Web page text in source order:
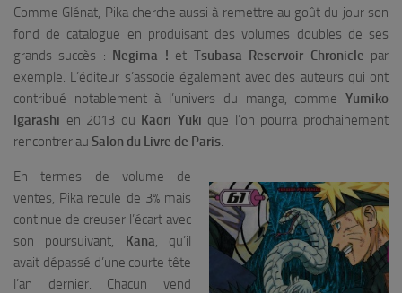
Comme Glénat, Pika cherche aussi à remettre au goût du jour son
fond de catalogue en produisant des volumes doubles de ses
grands succès : Negima ! et Tsubasa Reservoir Chronicle par
exemple. L’éditeur s’associe également avec des auteurs qui ont
contribué notablement à l’univers du manga, comme Yumiko
Igarashi en 2013 ou Kaori Yuki que l’on pourra prochainement
rencontrer au Salon du Livre de Paris.
En termes de volume de
ventes, Pika recule de 3% mais
continue de creuser l’écart avec
son poursuivant, Kana, qu’il
avait dépassé d’une courte tête
l’an dernier. Chacun vend